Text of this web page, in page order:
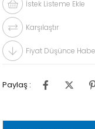
İstek Listeme Ekle
Karşılaştır
Fiyat Düşünce
Paylaş :